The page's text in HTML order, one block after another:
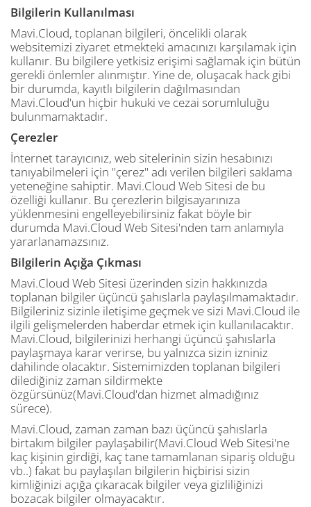
Bilgilerin Kullanılması
Mavi.Cloud, toplanan bilgileri, öncelikli olarak
websitemizi ziyaret etmekteki amacınızı karşılamak için
kullanır. Bu bilgilere yetkisiz erişimi sağlamak için bütün
gerekli önlemler alınmıştır. Yine de, oluşacak hack gibi
bir durumda, kayıtlı bilgilerin dağılmasından
Mavi.Cloud'un hiçbir hukuki ve cezai sorumluluğu
bulunmamaktadır.
Çerezler
İnternet tarayıcınız, web sitelerinin sizin hesabınızı
tanıyabilmeleri için "çerez" adı verilen bilgileri saklama
yeteneğine sahiptir. Mavi.Cloud Web Sitesi de bu
özelliği kullanır. Bu çerezlerin bilgisayarınıza
yüklenmesini engelleyebilirsiniz fakat böyle bir
durumda Mavi.Cloud Web Sitesi'nden tam anlamıyla
yararlanamazsınız.
Bilgilerin Açığa Çıkması
Mavi.Cloud Web Sitesi üzerinden sizin hakkınızda
toplanan bilgiler üçüncü şahıslarla paylaşılmamaktadır.
Bilgileriniz sizinle iletişime geçmek ve sizi Mavi.Cloud ile
ilgili gelişmelerden haberdar etmek için kullanılacaktır.
Mavi.Cloud, bilgilerinizi herhangi üçüncü şahıslarla
paylaşmaya karar verirse, bu yalnızca sizin izniniz
dahilinde olacaktır. Sistemimizden toplanan bilgileri
dilediğiniz zaman sildirmekte
özgürsünüz(Mavi.Cloud'dan hizmet almadığınız
sürece).
Mavi.Cloud, zaman zaman bazı üçüncü şahıslarla
birtakım bilgiler paylaşabilir(Mavi.Cloud Web Sitesi'ne
kaç kişinin girdiği, kaç tane tamamlanan sipariş olduğu
vb..) fakat bu paylaşılan bilgilerin hiçbirisi sizin
kimliğinizi açığa çıkaracak bilgiler veya gizliliğinizi
bozacak bilgiler olmayacaktır.